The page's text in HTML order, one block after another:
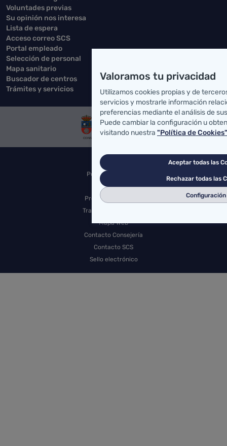
Voluntades previas
Su opinión nos interesa
Lista de espera
Acceso correo SCS
Portal empleado
Selección de personal
Mapa sanitario
Buscador de centros
Trámites y servicios
Accesibilidad
Política de Cookies
Aviso Legal
Protección de datos
Tratamiento de datos
Mapa Web
Contacto Consejería
Contacto SCS
Sello electrónico
Valoramos tu privacidad
Utilizamos cookies propias y de
servicios y mostrarle información
preferencias mediante el análisis de
Puede cambiar la configuración u
visitando nuestra "Política de Cookies"
Aceptar todas las
Rechazar todas las
Configuración